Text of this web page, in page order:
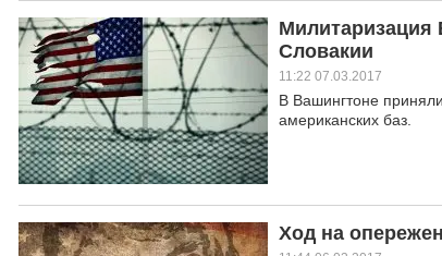
Словакии
11:22 07.03.2017
В Вашингтоне
американских баз.
Ход на